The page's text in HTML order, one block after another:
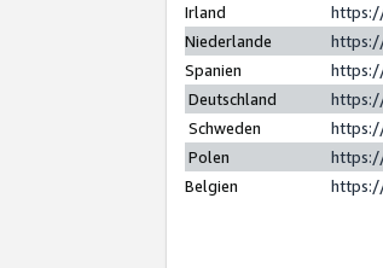
Irland
Niederlande
Spanien
Deutschland
Schweden
Polen
Belgien